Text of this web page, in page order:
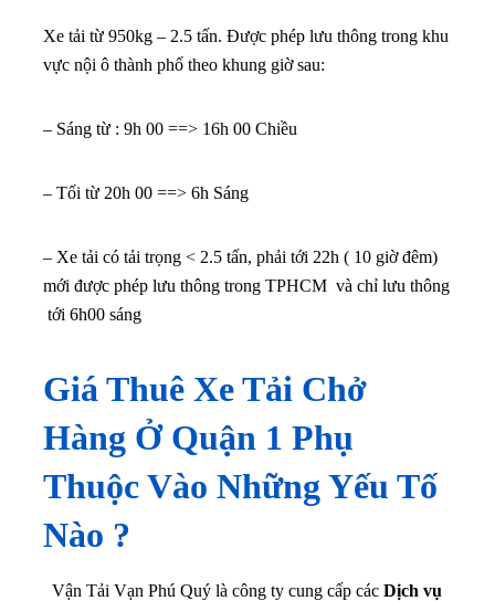
Xe tải từ 950kg – 2.5 tấn. Được phép lưu thông trong khu
vực nội ô thành phố theo khung giờ sau:
– Sáng từ : 9h 00 ==> 16h 00 Chiều
– Tối từ 20h 00 ==> 6h Sáng
– Xe tải có tải trọng < 2.5 tấn, phải tới 22h ( 10 giờ đêm)
mới được phép lưu thông trong TPHCM và chỉ lưu thông
tới 6h00 sáng
Giá Thuê Xe Tải Chở
Hàng Ở Quận 1 Phụ
Thuộc Vào Những Yếu Tố
Nào ?
Vận Tải Vạn Phú Quý là công ty cung cấp các Dịch vụ